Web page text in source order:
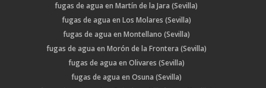
fugas de agua en Martín de la Jara (Sevilla)
fugas de agua en Los Molares (Sevilla)
fugas de agua en Montellano (Sevilla)
fugas de agua en Morón de la Frontera (Sevilla)
fugas de agua en Olivares (Sevilla)
fugas de agua en Osuna (Sevilla)